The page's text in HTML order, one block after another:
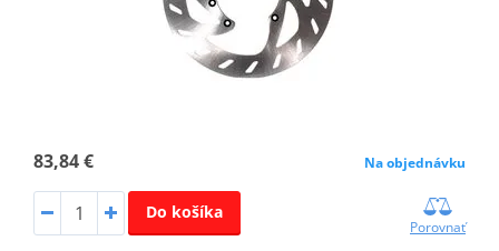
83,84 € Na objednávku
Do košíka
Porovnať